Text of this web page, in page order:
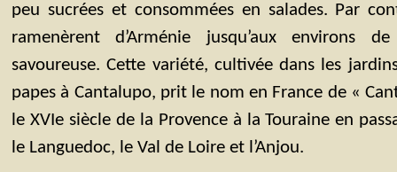
peu sucrées et consommées en salades. Par
ramenèrent d’Arménie jusqu’aux environs
savoureuse. Cette variété, cultivée dans les
papes à Cantalupo, prit le nom en France de «
le XVIe siècle de la Provence à la Touraine en
le Languedoc, le Val de Loire et l’Anjou.